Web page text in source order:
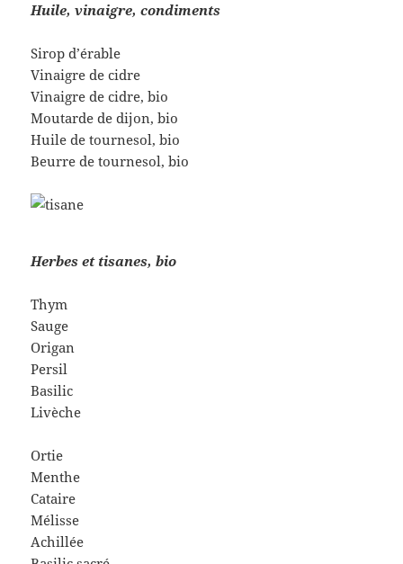
Huile, vinaigre, condiments
Sirop d’érable
Vinaigre de cidre
Vinaigre de cidre, bio
Moutarde de dijon, bio
Huile de tournesol, bio
Beurre de tournesol, bio
Herbes et tisanes, bio
Thym
Sauge
Origan
Persil
Basilic
Livèche
Ortie
Menthe
Cataire
Mélisse
Achillée